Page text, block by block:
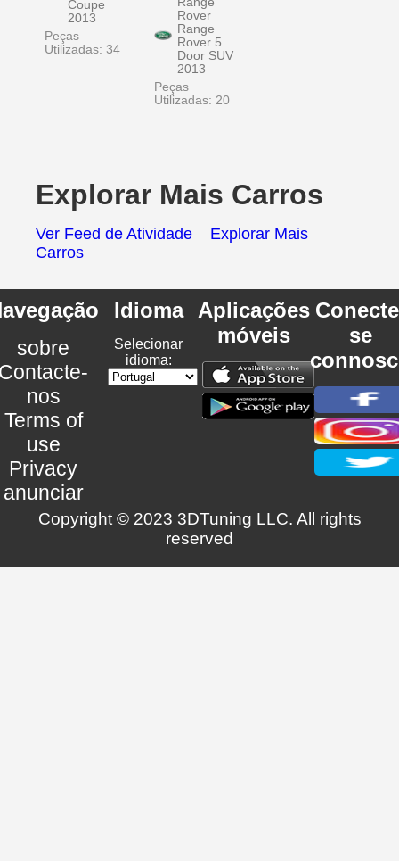
Coupe
2013
Peças
Utilizadas: 34
Rover
Range
Rover 5
Door SUV
2013
Peças
Utilizadas: 20
Explorar Mais Carros
Ver Feed de Atividade
Explorar Mais
Carros
sobre
nos
Terms of
use
Privacy
anunciar
Idioma
Selecionar
idioma:
Aplicações
móveis
se
Copyright © 2023 3DTuning LLC. All rights
reserved